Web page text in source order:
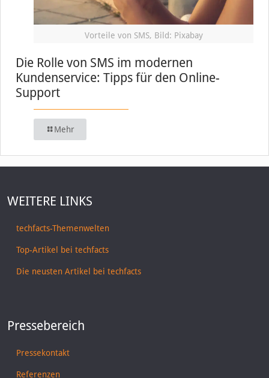
Vorteile von SMS, Bild: Pixabay
Die Rolle von SMS im modernen
Kundenservice: Tipps für den Online-
Support
Mehr
WEITERE LINKS
techfacts-Themenwelten
Top-Artikel bei techfacts
Die neusten Artikel bei techfacts
Pressebereich
Pressekontakt
Referenzen